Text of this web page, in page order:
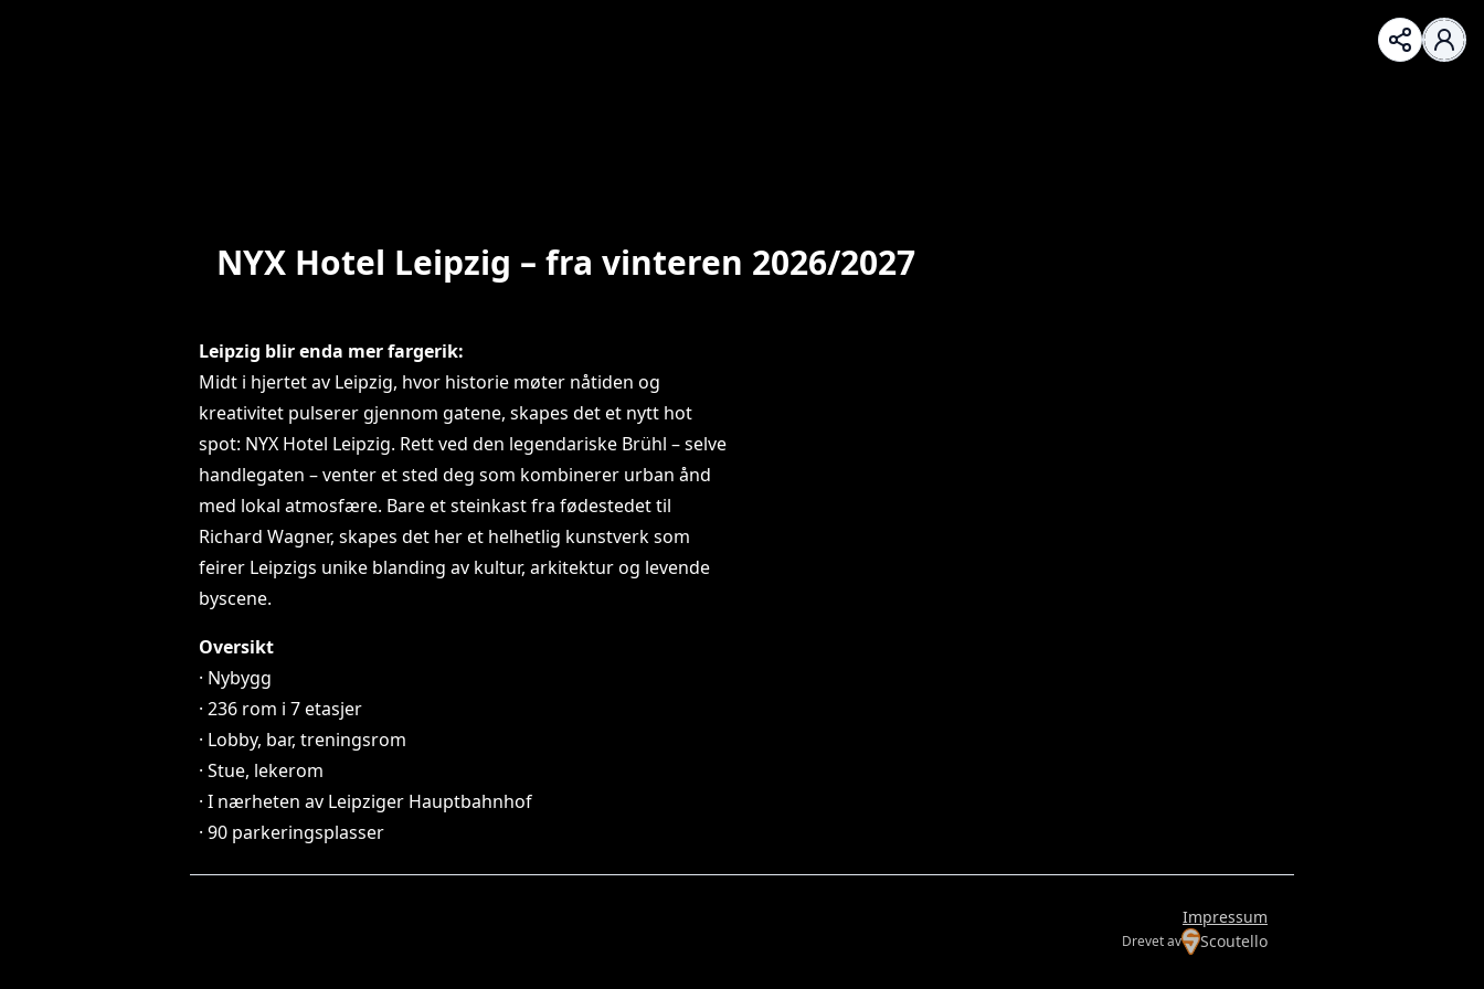
NYX Hotel Leipzig – fra vinteren 2026/2027
Leipzig blir enda mer fargerik:
Midt i hjertet av Leipzig, hvor historie møter nåtiden og
kreativitet pulserer gjennom gatene, skapes det et nytt hot
spot: NYX Hotel Leipzig. Rett ved den legendariske Brühl – selve
handlegaten – venter et sted deg som kombinerer urban ånd
med lokal atmosfære. Bare et steinkast fra fødestedet til
Richard Wagner, skapes det her et helhetlig kunstverk som
feirer Leipzigs unike blanding av kultur, arkitektur og levende
byscene.
Oversikt
· Nybygg
· 236 rom i 7 etasjer
· Lobby, bar, treningsrom
· Stue, lekerom
· I nærheten av Leipziger Hauptbahnhof
· 90 parkeringsplasser
Impressum
Drevet av Scoutello